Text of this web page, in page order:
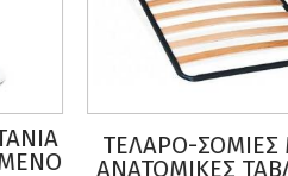
ΤΕΛΑΡΟ-ΣΟΜΙΕΣ
ΑΝΑΤΟΜIΚΕΣ